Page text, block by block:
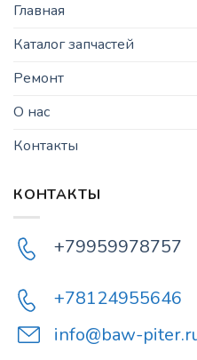
Главная
Каталог запчастей
Ремонт
О нас
Контакты
КОНТАКТЫ
+79959978757
+78124955646
info@baw-